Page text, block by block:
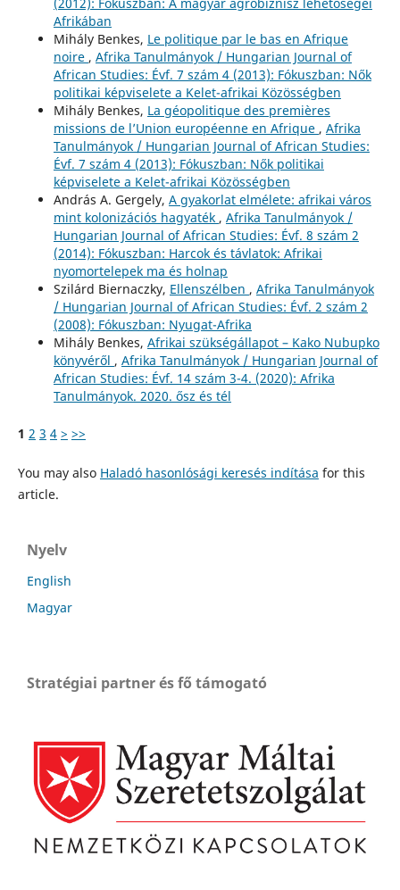
Afrikában
Mihály Benkes, Le politique par le bas en Afrique
noire , Afrika Tanulmányok / Hungarian Journal of
African Studies: Évf. 7 szám 4 (2013): Fókuszban: Nők
politikai képviselete a Kelet-afrikai Közösségben
Mihály Benkes, La géopolitique des premières
missions de l’Union européenne en Afrique , Afrika
Tanulmányok / Hungarian Journal of African Studies:
Évf. 7 szám 4 (2013): Fókuszban: Nők politikai
képviselete a Kelet-afrikai Közösségben
András A. Gergely, A gyakorlat elmélete: afrikai város
mint kolonizációs hagyaték , Afrika Tanulmányok /
Hungarian Journal of African Studies: Évf. 8 szám 2
(2014): Fókuszban: Harcok és távlatok: Afrikai
nyomortelepek ma és holnap
Szilárd Biernaczky, Ellenszélben , Afrika Tanulmányok
/ Hungarian Journal of African Studies: Évf. 2 szám 2
(2008): Fókuszban: Nyugat-Afrika
Mihály Benkes, Afrikai szükségállapot – Kako Nubupko
könyvéről , Afrika Tanulmányok / Hungarian Journal of
African Studies: Évf. 14 szám 3-4. (2020): Afrika
Tanulmányok. 2020. ősz és tél
1 2 3 4 > >>
You may also Haladó hasonlósági keresés indítása for this
article.
Nyelv
English
Magyar
Stratégiai partner és fő támogató